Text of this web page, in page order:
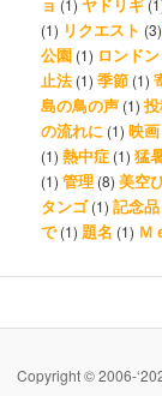
(1)
(1) リクエスト (3)
公園 (1) ロンドン
止法(1)季節 (1)
島の鳥の声 (1)
の流れに (1)映画
(1)熱中症 (1)猛
(1)管理 (8)美空
タンゴ(1)記念品
で(1) 題名 (1) Ｍ
Copyright © 2006-